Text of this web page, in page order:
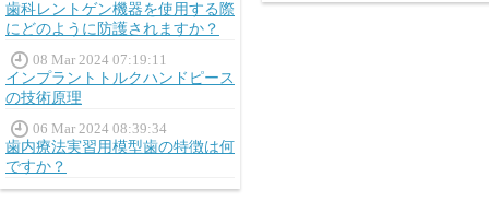
歯科レントゲン機器を使用する際
にどのように防護されますか？
08 Mar 2024 07:19:11
インプラントトルクハンドピース
の技術原理
06 Mar 2024 08:39:34
歯内療法実習用模型歯の特徴は何
ですか？